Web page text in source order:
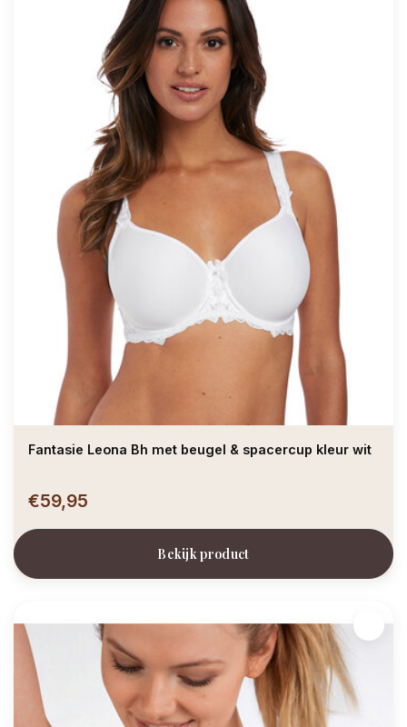
Fantasie Leona Bh met beugel & spacercup kleur wit
€59,95
Bekijk product